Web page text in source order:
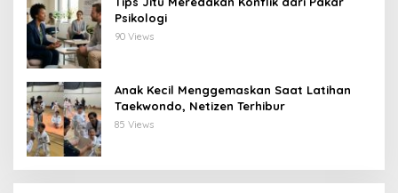
Psikologi
90 Views
Anak Kecil Menggemaskan Saat Latihan
Taekwondo, Netizen Terhibur
85 Views